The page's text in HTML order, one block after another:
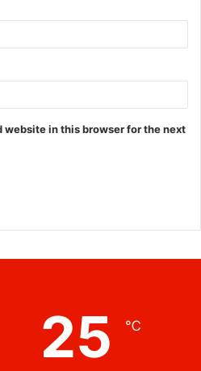
website in this browser for the next
25 ℃